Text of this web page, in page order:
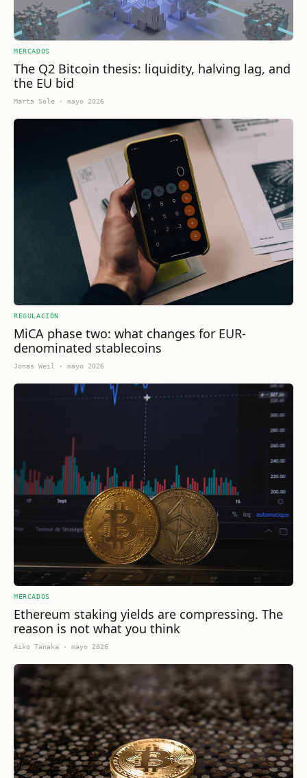
MERCADOS
The Q2 Bitcoin thesis: liquidity, halving lag, and
the EU bid
Marta Sole · mayo 2026
REGULACIÓN
MiCA phase two: what changes for EUR-
denominated stablecoins
Jonas Weil · mayo 2026
MERCADOS
Ethereum staking yields are compressing. The
reason is not what you think
Aiko Tanaka · mayo 2026